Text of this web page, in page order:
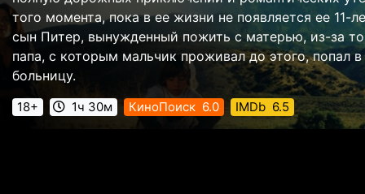
того момента, пока в ее жизни не появляется ее 11-
сын Питер, вынужденный пожить с матерью, из-за
папа, с которым мальчик проживал до этого, попал в
больницу.
18+ 1ч 30м КиноПоиск 6.0 IMDb 6.5